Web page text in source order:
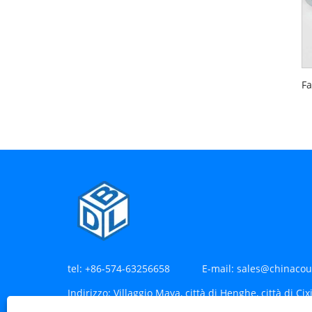
tel: +86-574-63256658 E-mail:
Indirizzo: Villaggio Maya, città di Henghe, città di Cixi